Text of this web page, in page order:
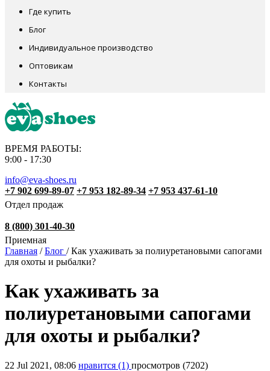
Где купить
Блог
Индивидуальное производство
Оптовикам
Контакты
ВРЕМЯ РАБОТЫ:
9:00 - 17:30
info@eva-shoes.ru
+7 902 699-89-07 +7 953 182-89-34 +7 953 437-61-10
Отдел продаж
8 (800) 301-40-30
Приемная
Главная / Блог /Как ухаживать за полиуретановыми сапогами
для охоты и рыбалки?
Как ухаживать за
полиуретановыми сапогами
для охоты и рыбалки?
22 Jul 2021, 08:06 нравится (1) просмотров (7202)